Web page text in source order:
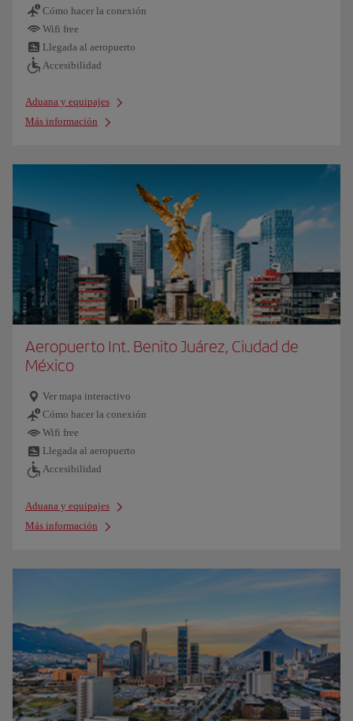
Cómo hacer la conexión
Wifi free
Llegada al aeropuerto
Accesibilidad
Aduana y equipajes
Más información
Aeropuerto Int. Benito Juárez, Ciudad de
México
Ver mapa interactivo
Cómo hacer la conexión
Wifi free
Llegada al aeropuerto
Accesibilidad
Aduana y equipajes
Más información